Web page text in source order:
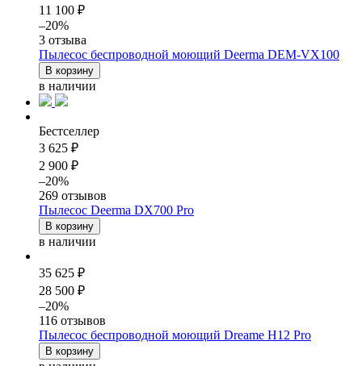
11 100 ₽
–20%
3 отзыва
Пылесос беспроводной моющий Deerma DEM-VX100
В корзину
в наличии
Бестселлер
3 625 ₽
2 900 ₽
–20%
269 отзывов
Пылесос Deerma DX700 Pro
В корзину
в наличии
35 625 ₽
28 500 ₽
–20%
116 отзывов
Пылесос беспроводной моющий Dreame H12 Pro
В корзину